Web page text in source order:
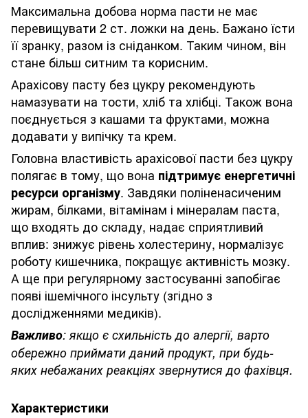
Максимальна добова норма пасти не має
перевищувати 2 ст. ложки на день. Бажано їсти
її зранку, разом із сніданком. Таким чином, він
стане більш ситним та корисним.
Арахісову пасту без цукру рекомендують
намазувати на тости, хліб та хлібці. Також вона
поєднується з кашами та фруктами, можна
додавати у випічку та крем.
Головна властивість арахісової пасти без цукру
полягає в тому, що вона підтримує енергетичні
ресурси організму. Завдяки поліненасиченим
жирам, білками, вітамінам і мінералам паста,
що входять до складу, надає сприятливий
вплив: знижує рівень холестерину, нормалізує
роботу кишечника, покращує активність мозку.
А ще при регулярному застосуванні запобігає
появі ішемічного інсульту (згідно з
дослідженнями медиків).
Важливо: якщо є схильність до алергії, варто
обережно приймати даний продукт, при будь-
яких небажаних реакціях звернутися до фахівця.
Характеристики